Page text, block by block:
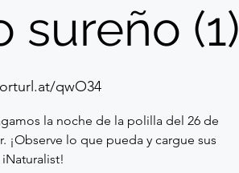
sureño (1)
qwO34
la noche de la polilla del 26 de
lo que pueda y cargue sus